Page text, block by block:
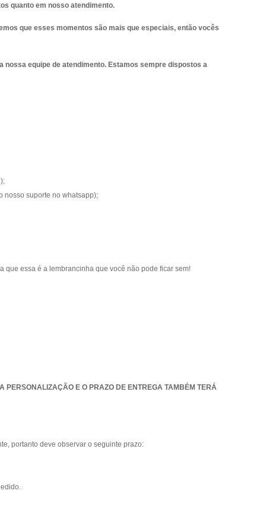
quanto em nosso atendimento.
que esses momentos são mais que especiais, então vocês
equipe de atendimento. Estamos sempre dispostos a
nosso suporte no whatsapp);
que essa é a lembrancinha que você não pode ficar sem!
PERSONALIZAÇÃO E O PRAZO DE ENTREGA TAMBÉM TERÁ
portanto deve observar o seguinte prazo: